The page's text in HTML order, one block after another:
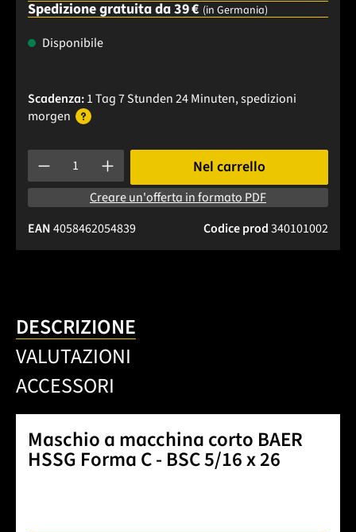
Spedizione gratuita da 39 € (in Germania)
Disponibile
Scadenza:1 Tag 7 Stunden 24 Minuten, spedizioni
morgen
Quantità del prodotto: inserisci la quantità desiderata o
Nel carrello
Creare un'offerta in formato PDF
Codice prod340101002
EAN4058462054839
DESCRIZIONE
VALUTAZIONI
ACCESSORI
Maschio a macchina corto BAER
HSSG Forma C - BSC 5/16 x 26